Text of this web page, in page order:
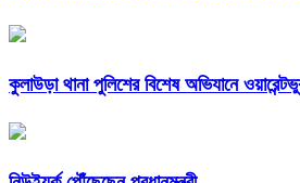
কুলাউড়া থানা পুলিশের বিশেষ অভিযানে